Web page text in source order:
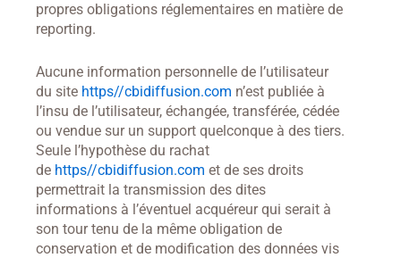
propres obligations réglementaires en matière de
reporting.
Aucune information personnelle de l’utilisateur
du site https//cbidiffusion.com n’est publiée à
l’insu de l’utilisateur, échangée, transférée, cédée
ou vendue sur un support quelconque à des tiers.
Seule l’hypothèse du rachat
de https//cbidiffusion.com et de ses droits
permettrait la transmission des dites
informations à l’éventuel acquéreur qui serait à
son tour tenu de la même obligation de
conservation et de modification des données vis